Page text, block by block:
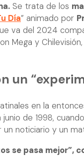
Se trata de los
Día” animado por
va del 2024
Mega y
un
en la
de 1998,
noticiario y un
se pasa mejor”,